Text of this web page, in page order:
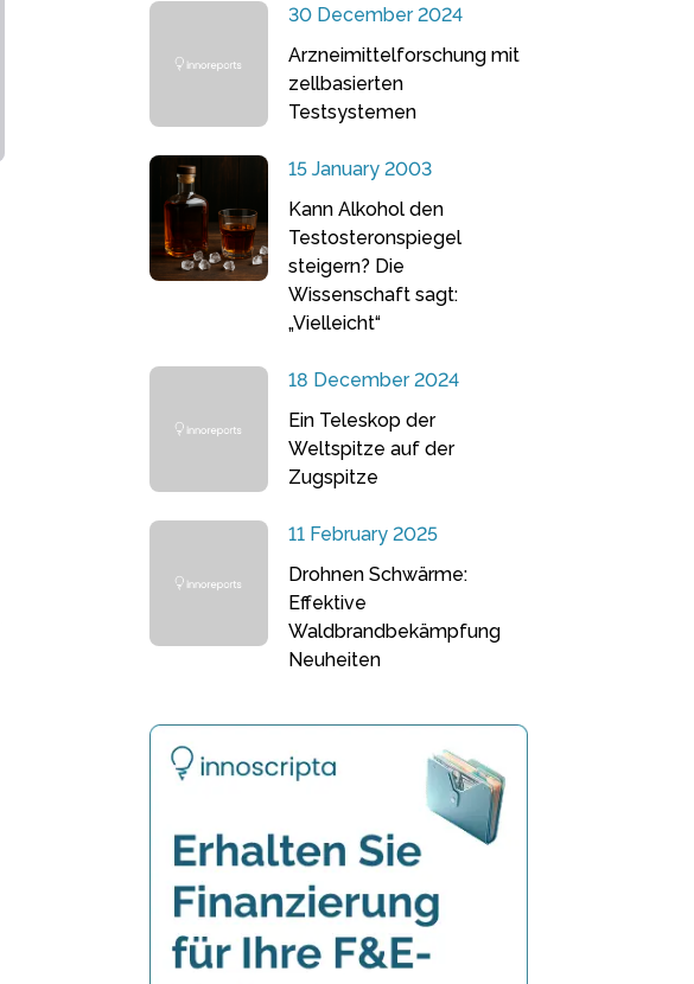
30 December 2024
Arzneimittelforschung mit
zellbasierten
Testsystemen
15 January 2003
Kann Alkohol den
Testosteronspiegel
steigern? Die
Wissenschaft sagt:
„Vielleicht“
18 December 2024
Ein Teleskop der
Weltspitze auf der
Zugspitze
11 February 2025
Drohnen Schwärme:
Effektive
Waldbrandbekämpfung
Neuheiten